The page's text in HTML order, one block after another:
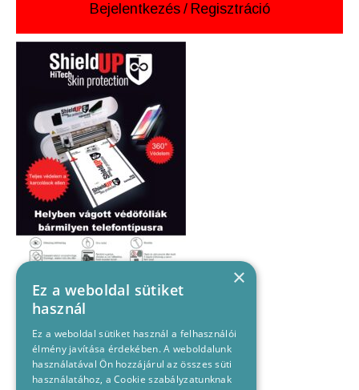
Bejelentkezés / Regisztráció
×
Ez a weboldal sütiket
használ
Ez a weboldal sütiket használ a felhasználói
élmény javítása érdekében. A weboldalunk
használatával Ön hozzájárul az összes süti
használatához, a Cookie szabályzatunknak